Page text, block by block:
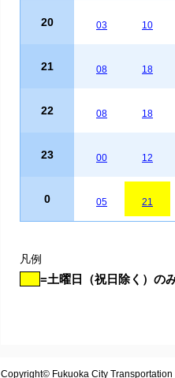
20 03 10
21 08 18
22 08 18
23 00 12
0 05 21
凡例
=土曜日（祝日除く）の
Copyright© Fukuoka City